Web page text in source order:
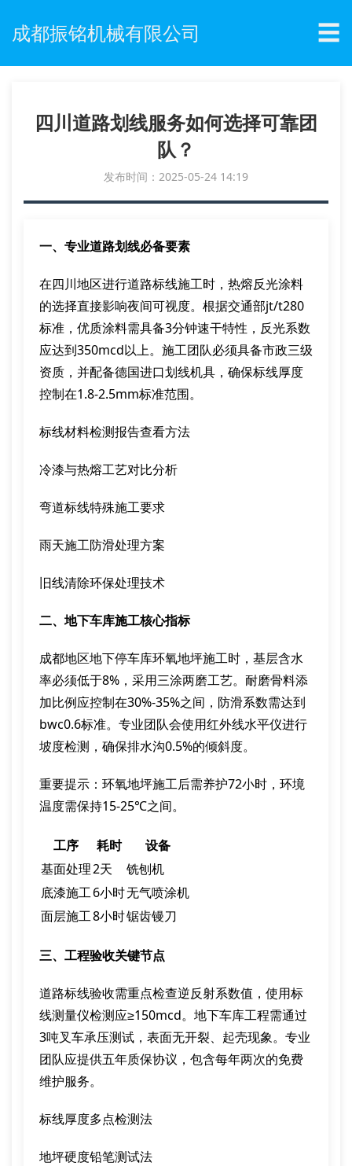
成都振铭机械有限公司 ☰
四川道路划线服务如何选择可靠团
队？
发布时间：2025-05-24 14:19
一、专业道路划线必备要素
在四川地区进行道路标线施工时，热熔反光涂料
的选择直接影响夜间可视度。根据交通部jt/t280
标准，优质涂料需具备3分钟速干特性，反光系数
应达到350mcd以上。施工团队必须具备市政三级
资质，并配备德国进口划线机具，确保标线厚度
控制在1.8-2.5mm标准范围。
标线材料检测报告查看方法
冷漆与热熔工艺对比分析
弯道标线特殊施工要求
雨天施工防滑处理方案
旧线清除环保处理技术
二、地下车库施工核心指标
成都地区地下停车库环氧地坪施工时，基层含水
率必须低于8%，采用三涂两磨工艺。耐磨骨料添
加比例应控制在30%-35%之间，防滑系数需达到
bwc0.6标准。专业团队会使用红外线水平仪进行
坡度检测，确保排水沟0.5%的倾斜度。
重要提示：环氧地坪施工后需养护72小时，环境
温度需保持15-25℃之间。
工序 耗时
设备
基面处理2天
铣刨机
底漆施工6小时无气喷涂机
面层施工8小时锯齿镘刀
三、工程验收关键节点
道路标线验收需重点检查逆反射系数值，使用标
线测量仪检测应≥150mcd。地下车库工程需通过
3吨叉车承压测试，表面无开裂、起壳现象。专业
团队应提供五年质保协议，包含每年两次的免费
维护服务。
标线厚度多点检测法
地坪硬度铅笔测试法